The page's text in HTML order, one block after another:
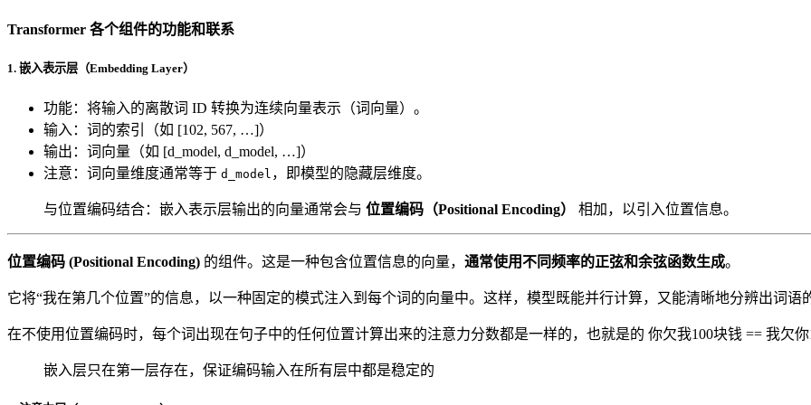
Transformer 各个组件的功能和联系
1. 嵌入表示层（Embedding Layer）
功能：将输入的离散词 ID 转换为连续向量表示（词向量）。
输入：词的索引（如 [102, 567, …]）
输出：词向量（如 [d_model, d_model, …]）
注意：词向量维度通常等于 d_model ，即模型的隐藏层维度。
与位置编码结合：嵌入表示层输出的向量通常会与 位置编码（Positional Encoding） 相加，以引入位置信息。
位置编码 (Positional Encoding) 的组件。这是一种包含位置信息的向量， 通常使用不同频率的正弦和余弦函数生成。
它将“我在第几个位置”的信息，以一种固定的模式注入到每个词的向量中。这样，模型既能并行计算，又能清晰地分辨出词语
在不使用位置编码时，每个词出现在句子中的任何位置计算出来的注意力分数都是一样的，也就是的 你欠我100块钱 == 我欠你
嵌入层只在第一层存在，保证编码输入在所有层中都是稳定的